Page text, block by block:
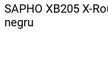
SAPHO XB205 X-
negru